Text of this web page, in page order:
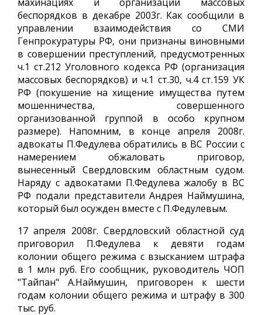
беспорядков в декабре 2003г. Как сообщили в
управлении взаимодействия со СМИ
Генпрокуратуры РФ, они признаны виновными
в совершении преступлений, предусмотренных
ч.1 ст.212 Уголовного кодекса РФ (организация
массовых беспорядков) и ч.1 ст.30, ч.4 ст.159 УК
РФ (покушение на хищение имущества путем
мошенничества, совершенного
организованной группой в особо крупном
размере). Напомним, в конце апреля 2008г.
адвокаты П.Федулева обратились в ВС России с
намерением обжаловать приговор,
вынесенный Свердловским областным судом.
Наряду с адвокатами П.Федулева жалобу в ВС
РФ подали представители Андрея Наймушина,
который был осужден вместе с П.Федулевым.
17 апреля 2008г. Свердловский областной суд
приговорил П.Федулева к девяти годам
колонии общего режима с взысканием штрафа
в 1 млн руб. Его сообщник, руководитель ЧОП
"Тайпан" А.Наймушин, приговорен к шести
годам колонии общего режима и штрафу в 300
тыс. руб.